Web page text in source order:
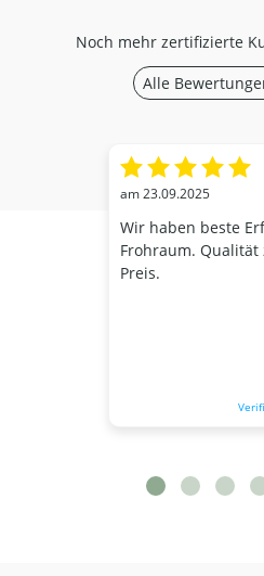
Noch mehr zertifizierte
Alle
am 23.09.2025
Wir haben beste
Frohraum.
Preis.